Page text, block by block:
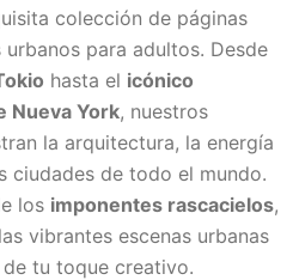
colección de páginas
para adultos. Desde
hasta el icónico
Nueva York, nuestros
la arquitectura, la energía
ciudades de todo el mundo.
los imponentes rascacielos,
vibrantes escenas urbanas
tu toque creativo.